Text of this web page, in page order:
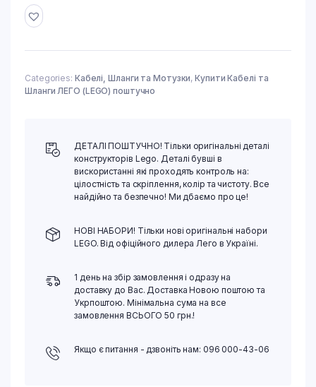
Categories: Кабелі, Шланги та Мотузки,Купити Кабелі та
Шланги ЛЕГО (LEGO) поштучно
ДЕТАЛІ ПОШТУЧНО! Тільки оригінальні деталі
конструкторів Lego. Деталі бувші в
вискористанні які проходять контроль на:
цілостність та скріплення, колір та чистоту. Все
найдійно та безпечно! Ми дбаємо про це!
НОВІ НАБОРИ! Тільки нові оригінальні набори
LEGO. Від офіційного дилера Лего в Україні.
1 день на збір замовлення і одразу на
доставку до Вас. Доставка Новою поштою та
Укрпоштою. Мінімальна сума на все
замовлення ВСЬОГО 50 грн.!
Якщо є питання - дзвоніть нам: 096 000-43-06